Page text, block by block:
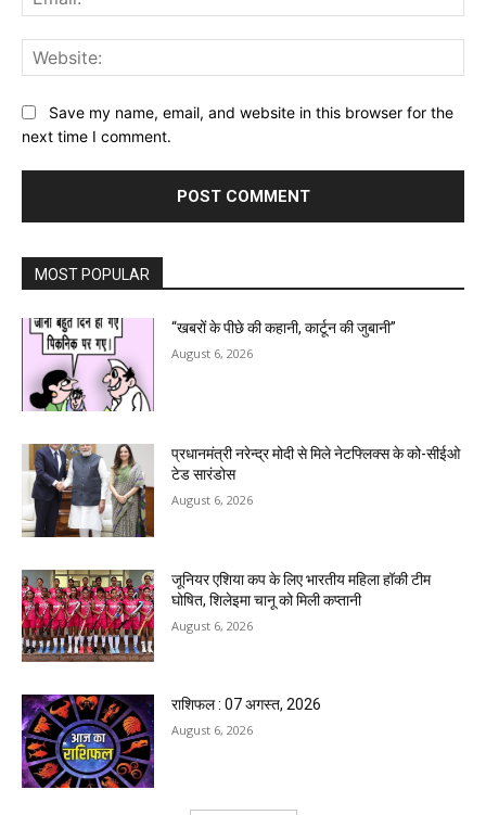
Save my name, email, and website in this browser for the
next time I comment.
MOST POPULAR
“खबरों के पीछे की कहानी, कार्टून की जुबानी”
August 6, 2026
प्रधानमंत्री नरेन्द्र मोदी से मिले नेटफ्लिक्स के को-सीईओ
टेड सारंडोस
August 6, 2026
जूनियर एशिया कप के लिए भारतीय महिला हॉकी टीम
घोषित, शिलेइमा चानू को मिली कप्तानी
August 6, 2026
राशिफल : 07 अगस्त, 2026
August 6, 2026